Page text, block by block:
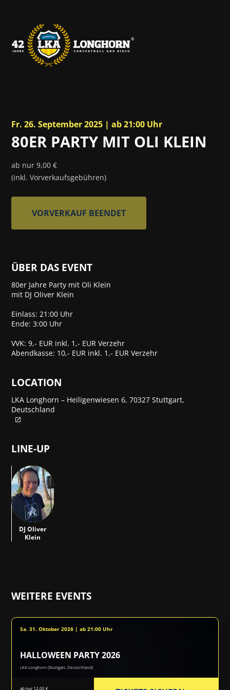
Fr. 26. September 2025 | ab 21:00 Uhr
80ER PARTY MIT OLI KLEIN
ab nur 9,00 €
(inkl. Vorverkaufsgebühren)
VORVERKAUF BEENDET
ÜBER DAS EVENT
80er Jahre Party mit Oli Klein
mit DJ Oliver Klein
Einlass: 21:00 Uhr
Ende: 3:00 Uhr
VVK: 9,- EUR inkl. 1,- EUR Verzehr
Abendkasse: 10,- EUR inkl. 1,- EUR Verzehr
LOCATION
LKA Longhorn – Heiligenwiesen 6, 70327 Stuttgart,
Deutschland
LINE-UP
DOK
DJ Oliver
Klein
WEITERE EVENTS
Sa. 31. Oktober 2026 | ab 21:00 Uhr
HALLOWEEN PARTY 2026
LKA Longhorn (Stuttgart, Deutschland)
ab nur 12,00 €